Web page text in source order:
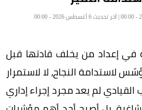
إعداد من يخلف قادتها قبل
لاستدامة النجاح، لا لاستمرار
لم يعد مجرد إجراء إداري